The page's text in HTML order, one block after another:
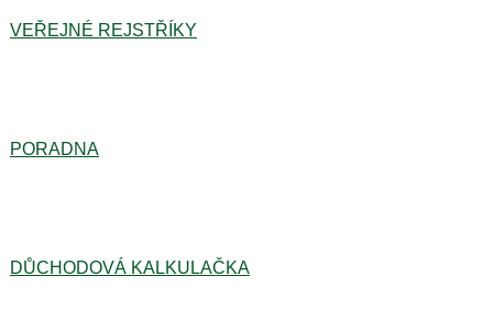
VEŘEJNÉ REJSTŘÍKY
PORADNA
DŮCHODOVÁ KALKULAČKA